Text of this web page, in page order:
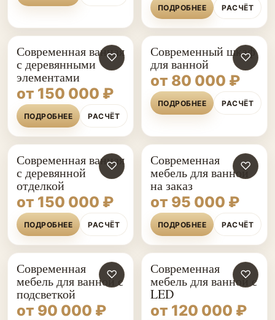
ПОДРОБНЕЕ РАСЧЁТ
♡
Современная ванная
с деревянными
элементами
от 150 000 ₽
ПОДРОБНЕЕ РАСЧЁТ
♡
Современный шкаф
для ванной
от 80 000 ₽
ПОДРОБНЕЕ РАСЧЁТ
♡
Современная ванная
с деревянной
отделкой
от 150 000 ₽
ПОДРОБНЕЕ РАСЧЁТ
♡
Современная
мебель для ванной
на заказ
от 95 000 ₽
ПОДРОБНЕЕ РАСЧЁТ
♡
Современная
мебель для ванной с
подсветкой
от 90 000 ₽
♡
Современная
мебель для ванной с
LED
от 120 000 ₽